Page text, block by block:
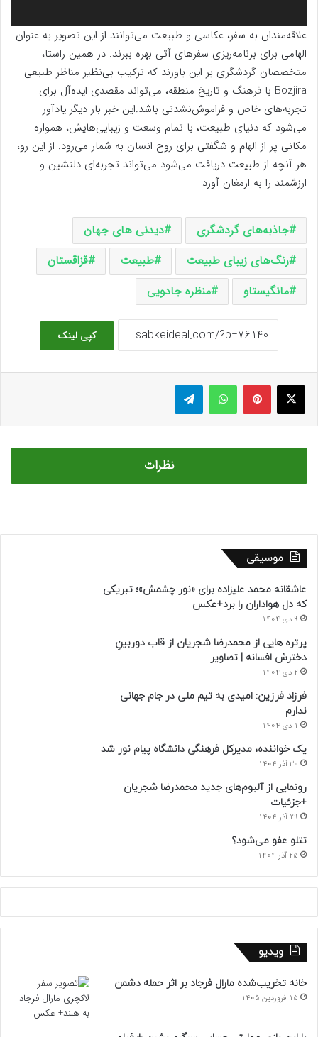
علاقه‌مندان به سفر، عکاسی و طبیعت می‌توانند از این تصویر به عنوان
الهامی برای برنامه‌ریزی سفرهای آتی بهره ببرند. در همین راستا،
متخصصان گردشگری بر این باورند که ترکیب بی‌نظیر مناظر طبیعی
Bozjira با فرهنگ و تاریخ منطقه، می‌تواند مقصدی ایده‌آل برای
تجربه‌های خاص و فراموش‌نشدنی باشد.این خبر بار دیگر یادآور
می‌شود که دنیای طبیعت، با تمام وسعت و زیبایی‌هایش، همواره
مکانی پر از الهام و شگفتی برای روح انسان به شمار می‌رود. از این رو،
هر آنچه از طبیعت دریافت می‌شود می‌تواند تجربه‌ای دلنشین و
ارزشمند را به ارمغان آورد
جاذبه‌های گردشگری
دیدنی های جهان
رنگ‌های زیبای طبیعت
طبیعت
قزاقستان
مانگیستاو
منظره جادویی
کپی لینک
ایکس پینتریستواتس آپ تلگرام
نظرات
موسیقی
عاشقانه محمد علیزاده برای «نور چشمش»؛ تبریکی
که دل هواداران را برد+عکس
9 دی 1404
پرتره هایی از محمدرضا شجریان از قاب دوربینِ
دخترش افسانه | تصاویر
2 دی 1404
فرزاد فرزین: امیدی به تیم ملی در جام جهانی
ندارم
1 دی 1404
یک خواننده، مدیرکل فرهنگی دانشگاه پیام نور شد
30 آذر 1404
رونمایی از آلبوم‌های جدید محمدرضا شجریان
+جزئیات
29 آذر 1404
تتلو عفو می‌شود؟
25 آذر 1404
ویدیو
خانه تخریب‌شده مارال فرجاد بر اثر حمله دشمن
15 فروردین 1405